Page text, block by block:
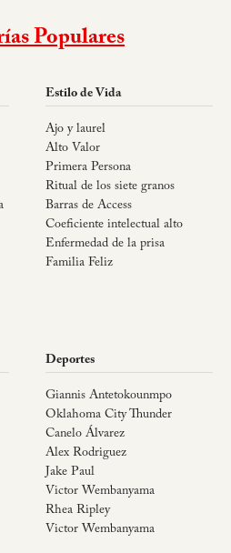
Populares
Estilo de Vida
Ajo y laurel
Alto Valor
Primera Persona
Ritual de los siete granos
Barras de Access
Coeficiente intelectual alto
Enfermedad de la prisa
Familia Feliz
Deportes
Giannis Antetokounmpo
Oklahoma City Thunder
Canelo Álvarez
Alex Rodriguez
Jake Paul
Victor Wembanyama
Rhea Ripley
Victor Wembanyama